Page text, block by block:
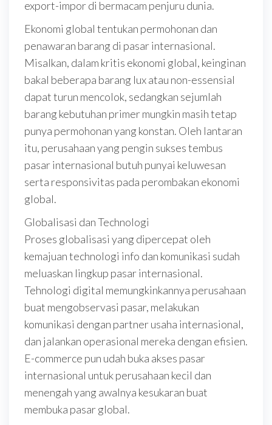
export-impor di bermacam penjuru dunia.
Ekonomi global tentukan permohonan dan
penawaran barang di pasar internasional.
Misalkan, dalam kritis ekonomi global, keinginan
bakal beberapa barang lux atau non-essensial
dapat turun mencolok, sedangkan sejumlah
barang kebutuhan primer mungkin masih tetap
punya permohonan yang konstan. Oleh lantaran
itu, perusahaan yang pengin sukses tembus
pasar internasional butuh punyai keluwesan
serta responsivitas pada perombakan ekonomi
global.
Globalisasi dan Technologi
Proses globalisasi yang dipercepat oleh
kemajuan technologi info dan komunikasi sudah
meluaskan lingkup pasar internasional.
Tehnologi digital memungkinkannya perusahaan
buat mengobservasi pasar, melakukan
komunikasi dengan partner usaha internasional,
dan jalankan operasional mereka dengan efisien.
E-commerce pun udah buka akses pasar
internasional untuk perusahaan kecil dan
menengah yang awalnya kesukaran buat
membuka pasar global.